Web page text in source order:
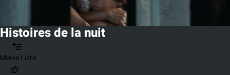
Histoires de la nuit
Meine Liste